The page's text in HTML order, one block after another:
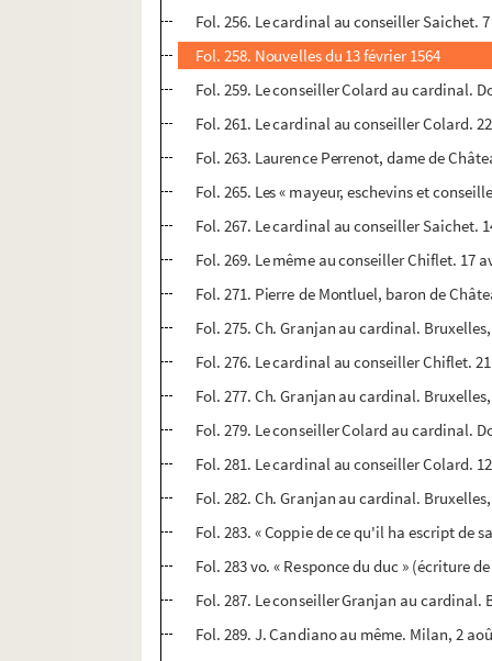
Fol. 256. Le cardinal au conseiller Saichet.
Fol. 258. Nouvelles du 13 février 1564
Fol. 259. Le conseiller Colard au cardinal.
Fol. 261. Le cardinal au conseiller Colard.
Fol. 263. Laurence Perrenot, dame de
Fol. 265. Les « mayeur, eschevins et
Fol. 267. Le cardinal au conseiller Saichet.
Fol. 269. Le même au conseiller Chiflet. 17
Fol. 271. Pierre de Montluel, baron de
Fol. 275. Ch. Granjan au cardinal.
Fol. 276. Le cardinal au conseiller Chiflet.
Fol. 277. Ch. Granjan au cardinal.
Fol. 279. Le conseiller Colard au cardinal.
Fol. 281. Le cardinal au conseiller Colard.
Fol. 282. Ch. Granjan au cardinal.
Fol. 283. « Coppie de ce qu'il ha escript de
Fol. 283 vo. « Responce du duc » (écriture
Fol. 287. Le conseiller Granjan au cardinal.
Fol. 289. J. Candiano au même. Milan, 2